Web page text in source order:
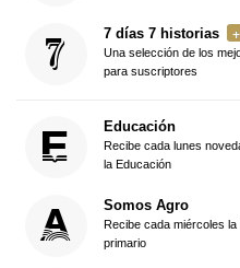
7 días 7 historias
Una selección de los
para suscriptores
Educación
Recibe cada lunes
la Educación
Somos Agro
Recibe cada miércoles
primario